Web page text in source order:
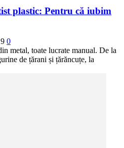
plastic: Pentru că iubim
0
metal, toate lucrate manual. De la
de țărani și țărăncuțe, la